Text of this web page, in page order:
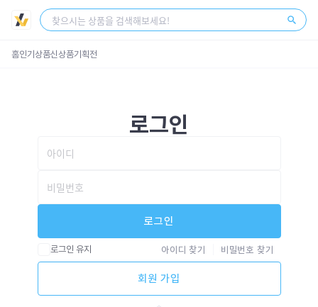
홈인기상품신상품기획전
로그인
로그인
로그인 유지 아이디 찾기 비밀번호 찾기
회원 가입